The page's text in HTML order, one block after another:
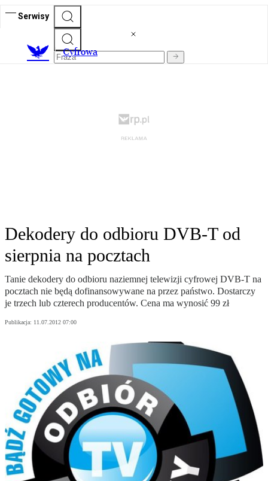
Serwisy
Cyfrowa
Dekodery do odbioru DVB-T od
sierpnia na pocztach
Tanie dekodery do odbioru naziemnej telewizji cyfrowej DVB-T na
pocztach nie będą dofinansowywane na przez państwo. Dostarczy
je trzech lub czterech producentów. Cena ma wynosić 99 zł
Publikacja: 11.07.2012 07:00